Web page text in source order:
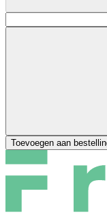
Toevoegen aan